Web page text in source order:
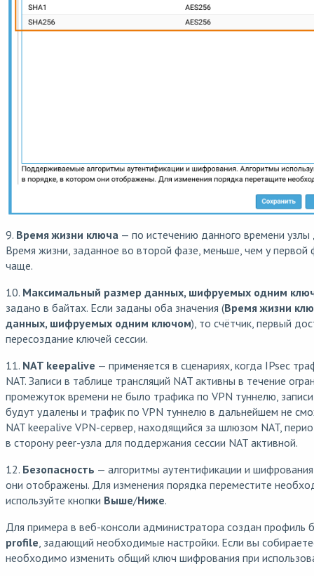
9. Время жизни ключа — по истечению данного времени
Время жизни, заданное во второй фазе, меньше, чем у
чаще.
10. Максимальный размер данных, шифруемых одним
задано в байтах. Если заданы оба значения (Время жизни
данных, шифруемых одним ключом), то счётчик, первый
пересоздание ключей сессии.
11. NAT keepalive — применяется в сценариях, когда IPsec
NAT. Записи в таблице трансляций NAT активны в течение
промежуток времени не было трафика по VPN туннелю,
будут удалены и трафик по VPN туннелю в дальнейшем не
NAT keepalive VPN-сервер, находящийся за шлюзом NAT,
в сторону peer-узла для поддержания сессии NAT активной.
12. Безопасность — алгоритмы аутентификации и
они отображены. Для изменения порядка переместите
используйте кнопки Выше/Ниже.
Для примера в веб-консоли администратора создан профиль
profile, задающий необходимые настройки. Если вы
необходимо изменить общий ключ шифрования при